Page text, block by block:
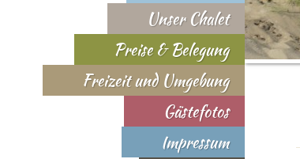
Unser Chalet
Preise & Belegung
Freizeit und Umgebung
Gästefotos
Impressum